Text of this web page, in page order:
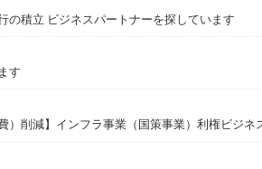
の積立 ビジネスパートナーを探しています
す
）削減】インフラ事業（国策事業）利権ビジネ